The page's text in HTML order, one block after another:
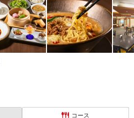
コース